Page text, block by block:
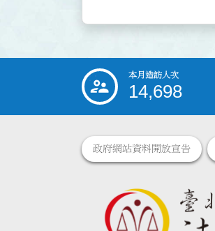
::: 本月造訪人次
14,698
政府網站資料開放宣告